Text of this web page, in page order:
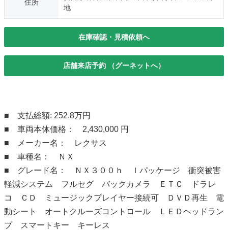
住所
地
在庫確認・見積依頼へ
店舗来店予約 （グーネットへ）
■ 支払総額: 252.8万円
■ 車両本体価格： 2,430,000 円
■ メーカー名： レクサス
■ 車種名： ＮＸ
■ グレード名： ＮＸ３００ｈ Ｉパッケージ 衝突被害
軽減システム フルセグ バックカメラ ＥＴＣ ドラレ
コ ＣＤ ミュージックプレイヤー接続可 ＤＶＤ再生 電
動シート オートクルーズコントロール ＬＥＤヘッドラン
プ スマートキー キーレス